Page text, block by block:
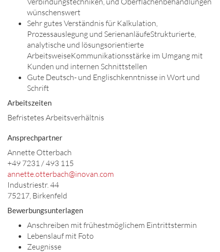
wünschenswert
Sehr gutes Verständnis für Kalkulation,
Prozessauslegung und SerienanläufeStrukturierte,
analytische und lösungsorientierte
ArbeitsweiseKommunikationsstärke im Umgang mit
Kunden und internen Schnittstellen
Gute Deutsch- und Englischkenntnisse in Wort und
Schrift
Arbeitszeiten
Befristetes Arbeitsverhältnis
Ansprechpartner
Annette Otterbach
+49 7231 / 493 115
annette.otterbach@inovan.com
Industriestr. 44
75217, Birkenfeld
Bewerbungsunterlagen
Anschreiben mit frühestmöglichem Eintrittstermin
Lebenslauf mit Foto
Zeugnisse